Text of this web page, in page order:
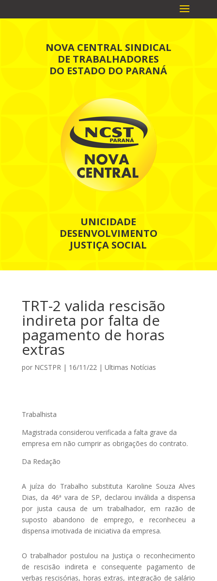
NOVA CENTRAL SINDICAL
DE TRABALHADORES
DO ESTADO DO PARANÁ
UNICIDADE
DESENVOLVIMENTO
JUSTIÇA SOCIAL
TRT-2 valida rescisão
indireta por falta de
pagamento de horas
extras
por NCSTPR| 16/11/22| Ultimas Notícias
Trabalhista
Magistrada considerou verificada a falta grave da
empresa em não cumprir as obrigações do contrato.
Da Redação
A juíza do Trabalho substituta Karoline Souza Alves
Dias, da 46ª vara de SP, declarou inválida a dispensa
por justa causa de um trabalhador, em razão de
suposto abandono de emprego, e reconheceu a
dispensa imotivada de iniciativa da empresa.
O trabalhador postulou na Justiça o reconhecimento
de rescisão indireta e consequente pagamento de
verbas rescisórias, horas extras, integração de salário